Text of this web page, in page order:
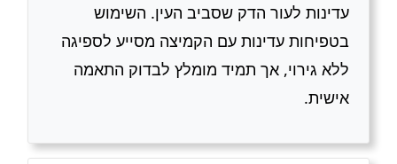
עדינות לעור הדק שסביב העין. השימוש
בטפיחות עדינות עם הקמיצה מסייע לספיגה
ללא גירוי, אך תמיד מומלץ לבדוק התאמה
אישית.